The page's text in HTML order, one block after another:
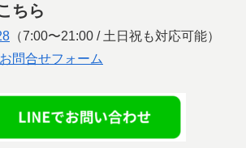
ちら
（7:00〜21:00 / 土日祝も対応可能）
問合せフォーム